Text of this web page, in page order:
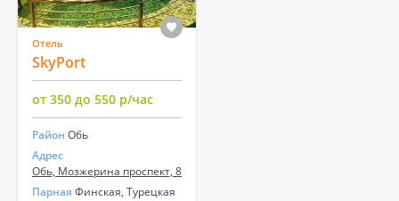
Отель
SkyPort
от 350 до 550 р/час
Район Обь
Адрес
Обь, Мозжерина проспект, 8
Парная Финская, Турецкая